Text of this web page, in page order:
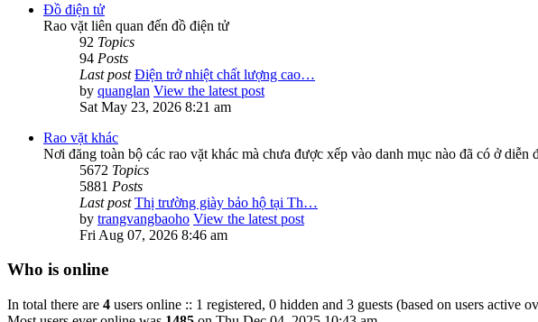
Đồ điện tử
Rao vặt liên quan đến đồ điện tử
92 Topics
94 Posts
Last post Điện trở nhiệt chất lượng cao…
by quanglan View the latest post
Sat May 23, 2026 8:21 am
Rao vặt khác
Nơi đăng toàn bộ các rao vặt khác mà chưa được xếp vào danh mục nào đã có ở diễn
5672 Topics
5881 Posts
Last post Thị trường giày bảo hộ tại Th…
by trangvangbaoho View the latest post
Fri Aug 07, 2026 8:46 am
Who is online
In total there are 4 users online :: 1 registered, 0 hidden and 3 guests (based on users active